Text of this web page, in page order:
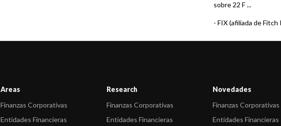
sobre 22 F ...
- FIX (afiliada de
- FIX (afiliada de
-
FIX (afiliada de
Areas
Finanzas Corporativas
Entidades Financieras
Research
Finanzas Corporativas
Entidades Financieras
Novedades
Finanzas Corporativas
Entidades Financieras